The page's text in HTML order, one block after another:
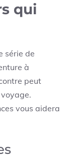
qui
série de
à
peut
vous aidera